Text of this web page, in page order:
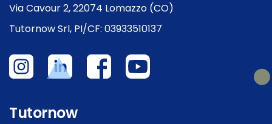
Via Cavour 2, 22074 Lomazzo (CO)
Tutornow Srl, PI/CF: 03933510137
Tutornow